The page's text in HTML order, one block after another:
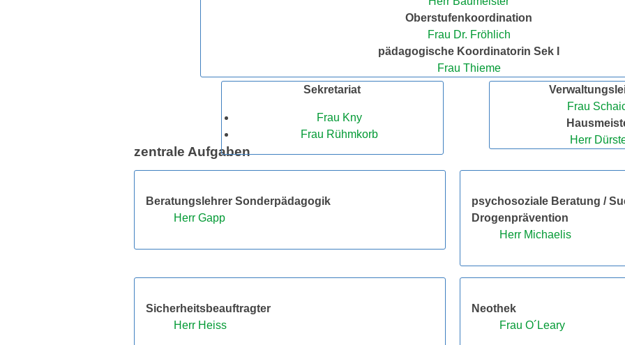
Oberstufenkoordination
Frau Dr. Fröhlich
pädagogische Koordinatorin Sek I
Frau Thieme
Sekretariat
Frau Kny
Frau Rühmkorb
Frau
Herr
zentrale Aufgaben
Beratungslehrer Sonderpädagogik
Herr Gapp
psychosoziale Beratung /
Drogenprävention
Herr Michaelis
Sicherheitsbeauftragter
Herr Heiss
Neothek
Frau O´Leary